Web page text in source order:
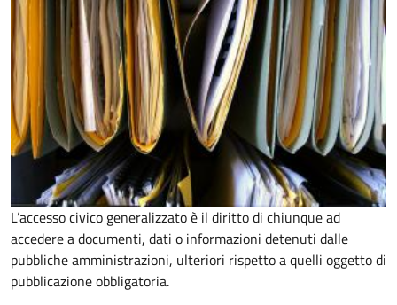
L’accesso civico generalizzato è il diritto di chiunque ad
accedere a documenti, dati o informazioni detenuti dalle
pubbliche amministrazioni, ulteriori rispetto a quelli oggetto di
pubblicazione obbligatoria.